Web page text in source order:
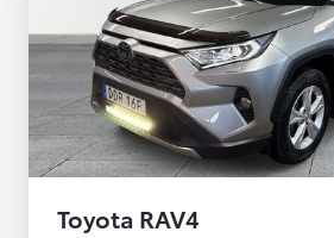
Toyota RAV4